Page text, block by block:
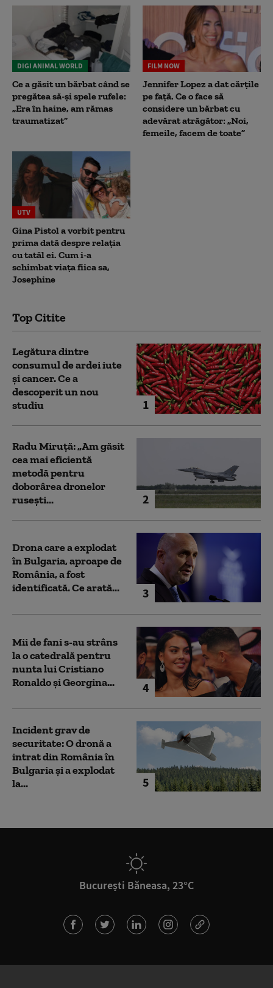
DIGI ANIMAL WORLD
Ce a găsit un bărbat când se
pregătea să-și spele rufele:
„Era în haine, am rămas
traumatizat”
FILM NOW
Jennifer Lopez a dat cărțile
pe față. Ce o face să
considere un bărbat cu
adevărat atrăgător: „Noi,
femeile, facem de toate”
UTV
Gina Pistol a vorbit pentru
prima dată despre relația
cu tatăl ei. Cum i-a
schimbat viața fiica sa,
Josephine
Top Citite
1
Legătura dintre
consumul de ardei iute
și cancer. Ce a
descoperit un nou
studiu
2
Radu Miruță: „Am găsit
cea mai eficientă
metodă pentru
doborârea dronelor
rusești...
3
Drona care a explodat
în Bulgaria, aproape de
România, a fost
identificată. Ce arată...
4
Mii de fani s-au strâns
la o catedrală pentru
nunta lui Cristiano
Ronaldo şi Georgina...
5
Incident grav de
securitate: O dronă a
intrat din România în
Bulgaria şi a explodat
la...
București Băneasa, 23°C